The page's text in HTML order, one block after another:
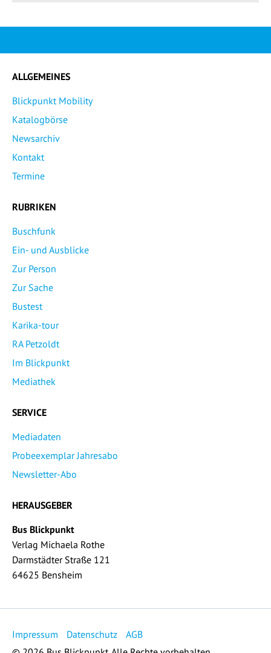
ALLGEMEINES
Blickpunkt Mobility
Katalogbörse
Newsarchiv
Kontakt
Termine
RUBRIKEN
Buschfunk
Ein- und Ausblicke
Zur Person
Zur Sache
Bustest
Karika-tour
RA Petzoldt
Im Blickpunkt
Mediathek
SERVICE
Mediadaten
Probeexemplar Jahresabo
Newsletter-Abo
HERAUSGEBER
Bus Blickpunkt
Verlag Michaela Rothe
Darmstädter Straße 121
64625 Bensheim
Impressum Datenschutz
AGB